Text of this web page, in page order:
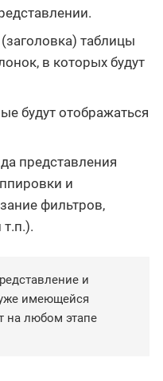
таблицы
в которых будут
будут отображаться
представления
и
фильтров,
и
имеющейся
на любом этапе